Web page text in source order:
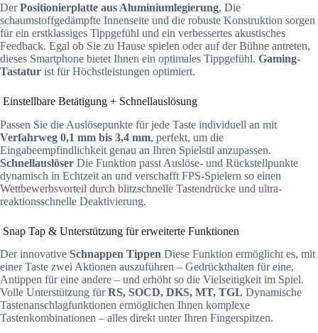
DerPositionierplatte aus Aluminiumlegierung, Die
schaumstoffgedämpfte Innenseite und die robuste Konstruktion sorgen
für ein erstklassiges Tippgefühl und ein verbessertes akustisches
Feedback. Egal ob Sie zu Hause spielen oder auf der Bühne antreten,
dieses Smartphone bietet Ihnen ein optimales Tippgefühl. Gaming-
Tastatur ist für Höchstleistungen optimiert.
Einstellbare Betätigung + Schnellauslösung
Passen Sie die Auslösepunkte für jede Taste individuell an mit
Verfahrweg 0,1 mm bis 3,4 mm, perfekt, um die
Eingabeempfindlichkeit genau an Ihren Spielstil anzupassen.
Schnellauslöser Die Funktion passt Auslöse- und Rückstellpunkte
dynamisch in Echtzeit an und verschafft FPS-Spielern so einen
Wettbewerbsvorteil durch blitzschnelle Tastendrücke und ultra-
reaktionsschnelle Deaktivierung.
Snap Tap & Unterstützung für erweiterte Funktionen
Der innovative Schnappen Tippen Diese Funktion ermöglicht es, mit
einer Taste zwei Aktionen auszuführen – Gedrückthalten für eine,
Antippen für eine andere – und erhöht so die Vielseitigkeit im Spiel.
Volle Unterstützung fürRS, SOCD, DKS, MT, TGL Dynamische
Tastenanschlagfunktionen ermöglichen Ihnen komplexe
Tastenkombinationen – alles direkt unter Ihren Fingerspitzen.